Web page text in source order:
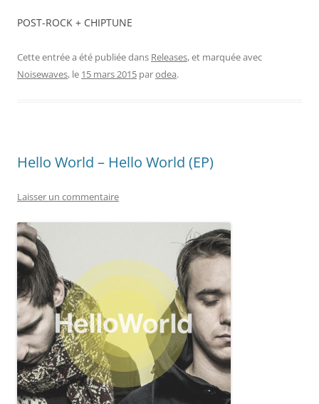
POST-ROCK + CHIPTUNE
Cette entrée a été publiée dans Releases, et marquée avec
Noisewaves, le 15 mars 2015 parodea.
Hello World – Hello World (EP)
Laisser un commentaire